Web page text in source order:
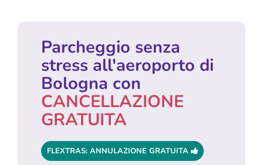
Parcheggio senza
stress all'aeroporto di
Bologna con
CANCELLAZIONE
GRATUITA
FLEXTRAS: ANNULAZIONE GRATUITA